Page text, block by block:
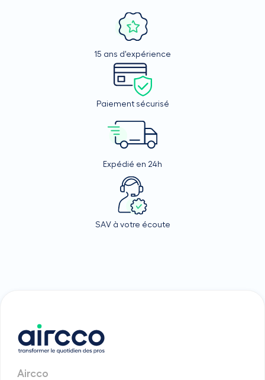
15 ans d'expérience
Paiement sécurisé
Expédié en 24h
SAV à votre écoute
Aircco